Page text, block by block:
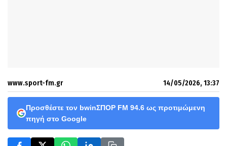
www.sport-fm.gr 14/05/2026, 13:37
Προσθέστε τον bwinΣΠΟΡ FM 94.6 ως προτιμώμενη
πηγή στο Google